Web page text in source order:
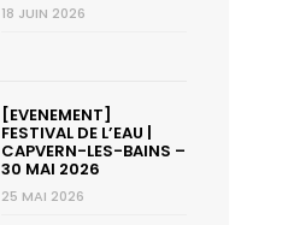
18 JUIN 2026
[EVENEMENT]
FESTIVAL DE L’EAU |
CAPVERN-LES-BAINS –
30 MAI 2026
25 MAI 2026